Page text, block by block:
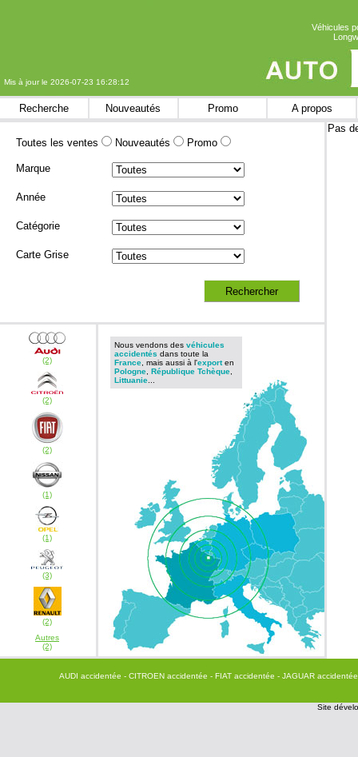
Véhicules
Mis à jour le 2026-07-23 16:28:12
Recherche Nouveautés Promo A propos
Toutes les ventes Nouveautés Promo
Marque
Année
Catégorie
Carte Grise
(2)
(2)
(2)
(1)
(1)
(3)
(2)
Autres
(2)
Nous vendons des véhicules
accidentés dans toute la
France , mais aussi à l'exporten
Pologne République Tchèque
Littuanie
Pas
AUDI accidentée - CITROEN accidentée - FIAT accidentée - JAGUAR
Site